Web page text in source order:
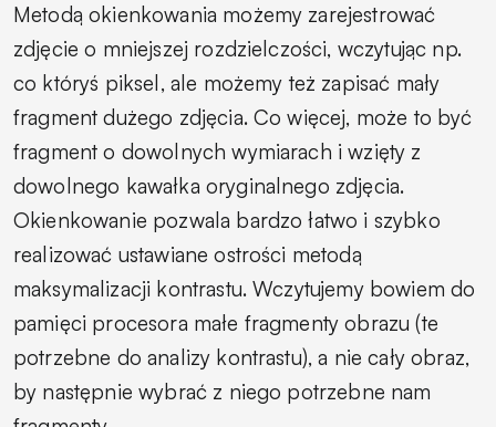
Metodą okienkowania możemy zarejestrować
zdjęcie o mniejszej rozdzielczości, wczytując np.
co któryś piksel, ale możemy też zapisać mały
fragment dużego zdjęcia. Co więcej, może to być
fragment o dowolnych wymiarach i wzięty z
dowolnego kawałka oryginalnego zdjęcia.
Okienkowanie pozwala bardzo łatwo i szybko
realizować ustawiane ostrości metodą
maksymalizacji kontrastu. Wczytujemy bowiem do
pamięci procesora małe fragmenty obrazu (te
potrzebne do analizy kontrastu), a nie cały obraz,
by następnie wybrać z niego potrzebne nam